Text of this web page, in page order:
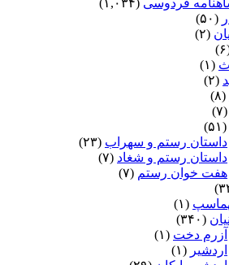
(۵۰)
(۲)
(۱)
(۲)
(۸)
(۷)
(۵۱)
داستان رستم و سهراب (۲۳)
داستان رستم و شغاد (۷)
هفت خوان رستم‏ (۷)
(۱)
(۳۴۰)
آزرم دخت (۱)
اردشیر (۱)